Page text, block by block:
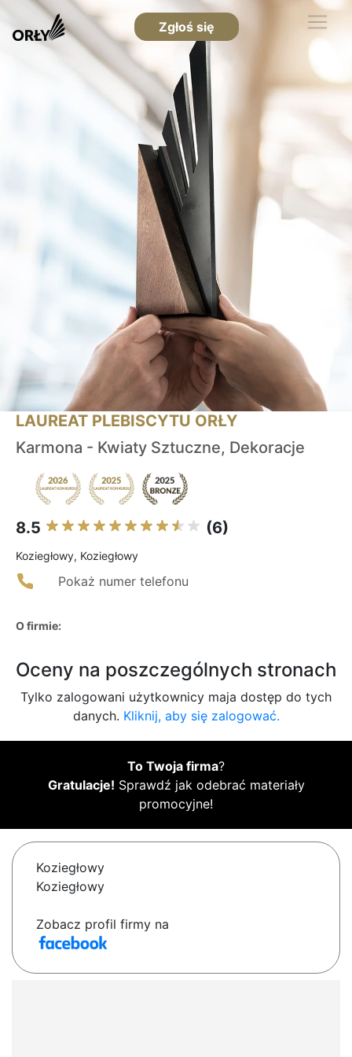
Zgłoś się
LAUREAT PLEBISCYTU ORŁY
Karmona - Kwiaty Sztuczne, Dekoracje
8.5 (6)
Koziegłowy, Koziegłowy
Pokaż numer telefonu
O firmie:
Oceny na poszczególnych stronach
Tylko zalogowani użytkownicy maja dostęp do tych
danych. Kliknij, aby się zalogować.
To Twoja firma?
Gratulacje! Sprawdź jak odebrać materiały
promocyjne!
Koziegłowy
Koziegłowy
Zobacz profil firmy na